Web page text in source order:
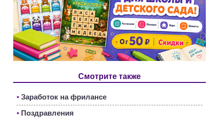
Смотрите также
• Заработок на фрилансе
• Поздравления